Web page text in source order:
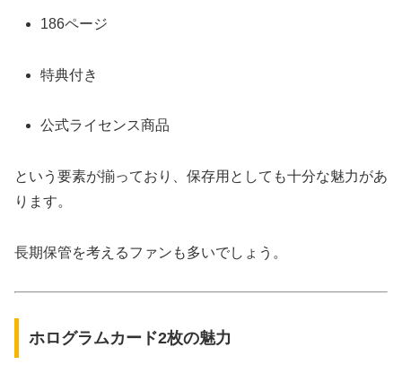
186ページ
特典付き
公式ライセンス商品
という要素が揃っており、保存用としても十分な魅力があ
ります。
長期保管を考えるファンも多いでしょう。
ホログラムカード2枚の魅力